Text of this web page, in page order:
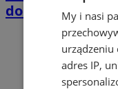
domkachMy i nasi
urządzeniu
adres IP,